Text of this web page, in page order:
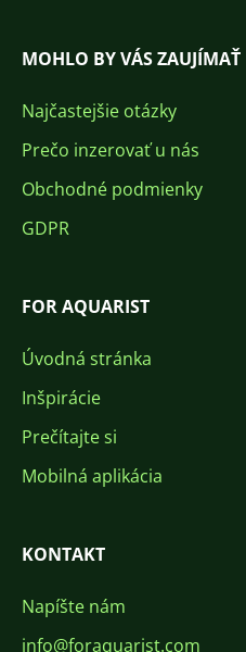
MOHLO BY VÁS ZAUJÍMAŤ
Najčastejšie otázky
Prečo inzerovať u nás
Obchodné podmienky
GDPR
FOR AQUARIST
Úvodná stránka
Inšpirácie
Prečítajte si
Mobilná aplikácia
KONTAKT
Napíšte nám
info@foraquarist.com